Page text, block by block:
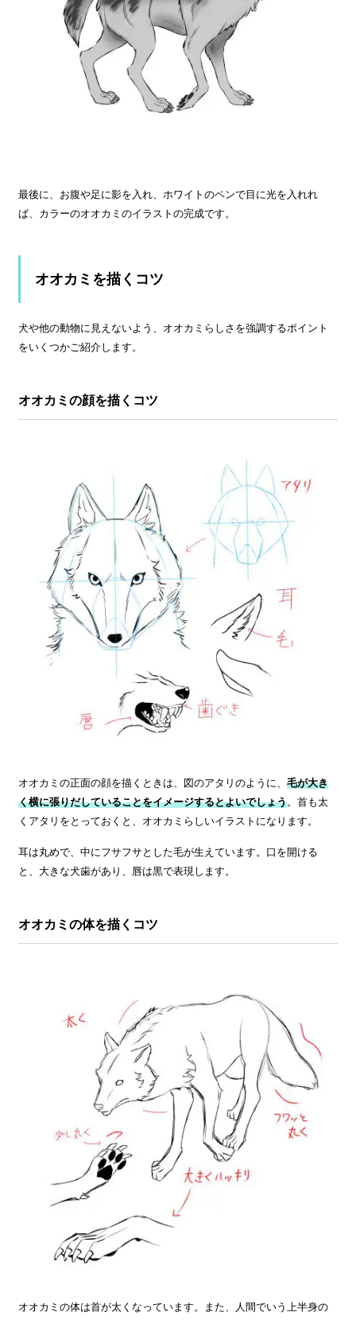
最後に、お腹や足に影を入れ、ホワイトのペンで目に光を入れれ
ば、カラーのオオカミのイラストの完成です。
オオカミを描くコツ
犬や他の動物に見えないよう、オオカミらしさを強調するポイント
をいくつかご紹介します。
オオカミの顔を描くコツ
オオカミの正面の顔を描くときは、図のアタリのように、 毛が大き
く横に張りだしていることをイメージするとよいでしょう。首も太
くアタリをとっておくと、オオカミらしいイラストになります。
耳は丸めで、中にフサフサとした毛が生えています。口を開ける
と、大きな犬歯があり、唇は黒で表現します。
オオカミの体を描くコツ
オオカミの体は首が太くなっています。また、人間でいう上半身の